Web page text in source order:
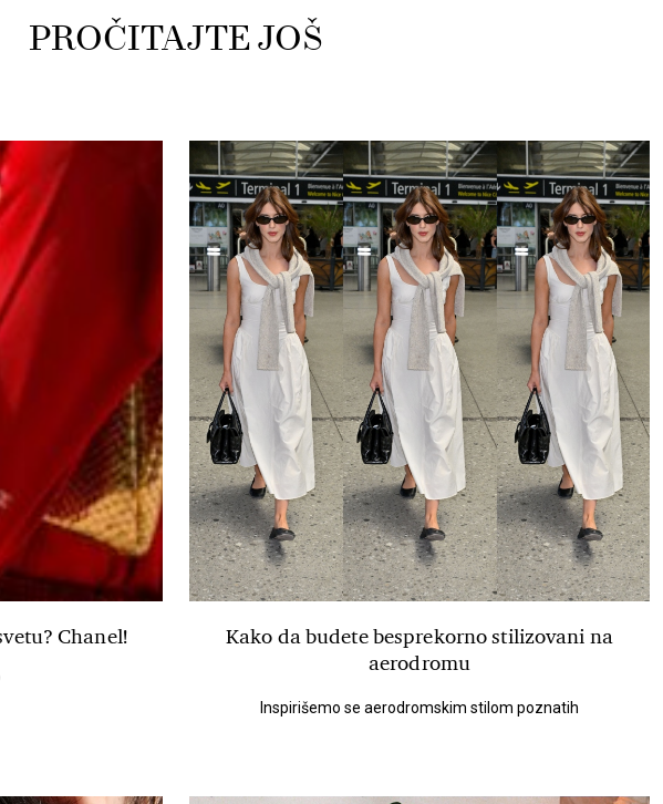
PROČITAJTE JOŠ
Chanel!
Kako da budete besprekorno stilizovani na
aerodromu
Inspirišemo se aerodromskim stilom poznatih